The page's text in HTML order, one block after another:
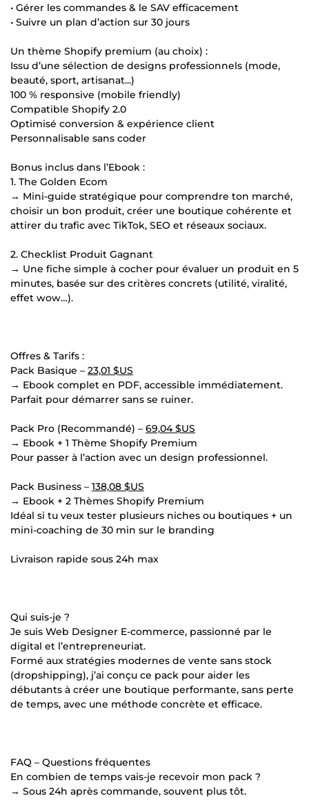
• Gérer les commandes & le SAV efficacement
• Suivre un plan d’action sur 30 jours
Un thème Shopify premium (au choix) :
Issu d’une sélection de designs professionnels (mode,
beauté, sport, artisanat...)
100 % responsive (mobile friendly)
Compatible Shopify 2.0
Optimisé conversion & expérience client
Personnalisable sans coder
Bonus inclus dans l’Ebook :
1. The Golden Ecom
→ Mini-guide stratégique pour comprendre ton marché,
choisir un bon produit, créer une boutique cohérente et
attirer du trafic avec TikTok, SEO et réseaux sociaux.
2. Checklist Produit Gagnant
→ Une fiche simple à cocher pour évaluer un produit en 5
minutes, basée sur des critères concrets (utilité, viralité,
effet wow…).
Offres & Tarifs :
Pack Basique – 23,01 $US
→ Ebook complet en PDF, accessible immédiatement.
Parfait pour démarrer sans se ruiner.
Pack Pro (Recommandé) – 69,04 $US
→ Ebook + 1 Thème Shopify Premium
Pour passer à l’action avec un design professionnel.
Pack Business – 138,08 $US
→ Ebook + 2 Thèmes Shopify Premium
Idéal si tu veux tester plusieurs niches ou boutiques + un
mini-coaching de 30 min sur le branding
Livraison rapide sous 24h max
Qui suis-je ?
Je suis Web Designer E-commerce, passionné par le
digital et l’entrepreneuriat.
Formé aux stratégies modernes de vente sans stock
(dropshipping), j’ai conçu ce pack pour aider les
débutants à créer une boutique performante, sans perte
de temps, avec une méthode concrète et efficace.
FAQ – Questions fréquentes
En combien de temps vais-je recevoir mon pack ?
→ Sous 24h après commande, souvent plus tôt.